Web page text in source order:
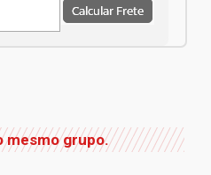
mesmo grupo.